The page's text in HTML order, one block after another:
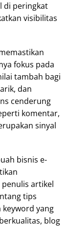
di peringkat
visibilitas
fokus pada
tambah bagi
dan
cenderung
komentar,
sinyal
bisnis e-
artikel
tips
yang
blog